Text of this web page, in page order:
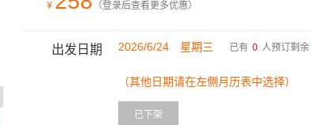
¥ （登录后查看更多优惠）
出发日期 2026/6/24 星期三 已有 0 人预订剩余
（其他日期请在左侧月历表中选择）
已下架